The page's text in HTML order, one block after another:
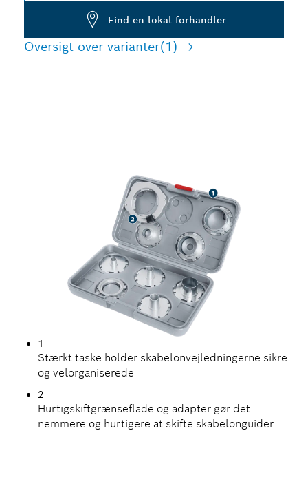
Find en lokal forhandler
Oversigt over varianter(1)
1
Stærkt taske holder skabelonvejledningerne sikre
og velorganiserede
2
Hurtigskiftgrænseflade og adapter gør det
nemmere og hurtigere at skifte skabelonguider